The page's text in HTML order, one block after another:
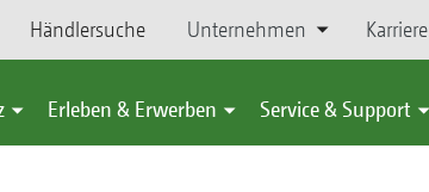
Händlersuche Unternehmen Karriere
Erleben & Erwerben Service & Support